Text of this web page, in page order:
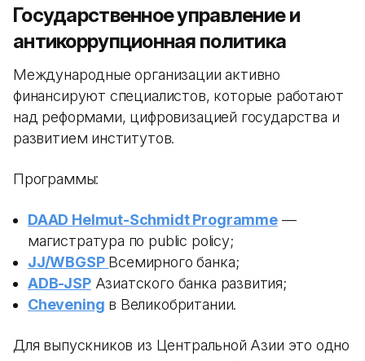
Государственное управление и
антикоррупционная политика
Международные организации активно
финансируют специалистов, которые работают
над реформами, цифровизацией государства и
развитием институтов.
Программы:
DAAD Helmut-Schmidt Programme—
магистратура по public policy;
JJ/WBGSP Всемирного банка;
ADB-JSPАзиатского банка развития;
Chevening в Великобритании.
Для выпускников из Центральной Азии это одно